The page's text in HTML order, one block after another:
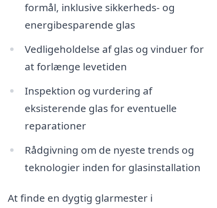
formål, inklusive sikkerheds- og
energibesparende glas
Vedligeholdelse af glas og vinduer for
at forlænge levetiden
Inspektion og vurdering af
eksisterende glas for eventuelle
reparationer
Rådgivning om de nyeste trends og
teknologier inden for glasinstallation
At finde en dygtig glarmester i